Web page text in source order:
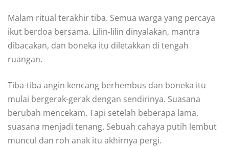
Malam ritual terakhir tiba. Semua warga yang percaya
ikut berdoa bersama. Lilin-lilin dinyalakan, mantra
dibacakan, dan boneka itu diletakkan di tengah
ruangan.
Tiba-tiba angin kencang berhembus dan boneka itu
mulai bergerak-gerak dengan sendirinya. Suasana
berubah mencekam. Tapi setelah beberapa lama,
suasana menjadi tenang. Sebuah cahaya putih lembut
muncul dan roh anak itu akhirnya pergi.